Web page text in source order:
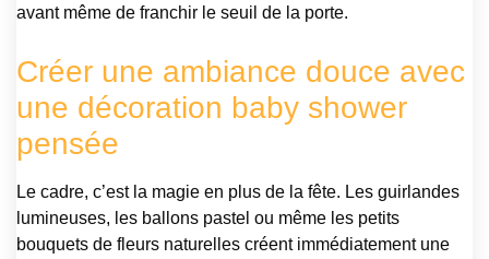
avant même de franchir le seuil de la porte.
Créer une ambiance douce avec
une décoration baby shower
pensée
Le cadre, c’est la magie en plus de la fête. Les guirlandes
lumineuses, les ballons pastel ou même les petits
bouquets de fleurs naturelles créent immédiatement une